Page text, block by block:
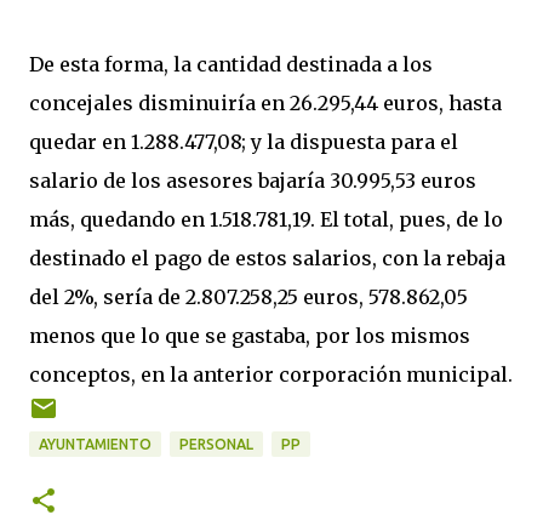
De esta forma, la cantidad destinada a los
concejales disminuiría en 26.295,44 euros, hasta
quedar en 1.288.477,08; y la dispuesta para el
salario de los asesores bajaría 30.995,53 euros
más, quedando en 1.518.781,19. El total, pues, de lo
destinado el pago de estos salarios, con la rebaja
del 2%, sería de 2.807.258,25 euros, 578.862,05
menos que lo que se gastaba, por los mismos
conceptos, en la anterior corporación municipal.
AYUNTAMIENTO PERSONAL PP